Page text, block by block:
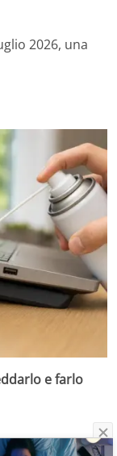
2026, una
e farlo
o in ufficio,